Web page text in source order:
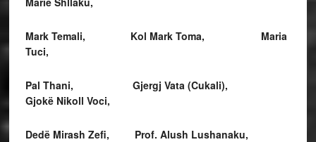
Mark Temali, Kol Mark Toma, Maria
Tuci,
Pal Thani, Gjergj Vata (Cukali),
Gjokë Nikoll Voci,
Dedë Mirash Zefi, Prof. Alush Lushanaku,